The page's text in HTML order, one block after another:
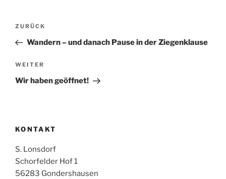
Beitragsnavigation
Vorheriger
Beitrag
ZURÜCK
Wandern – und danach Pause in der Ziegenklause
Nächster
Beitrag
WEITER
Wir haben geöffnet!
KONTAKT
S. Lonsdorf
Schorfelder Hof 1
56283 Gondershausen